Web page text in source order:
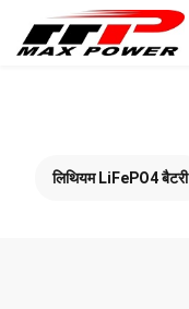
लिथियम LiFePO4 बैटरी